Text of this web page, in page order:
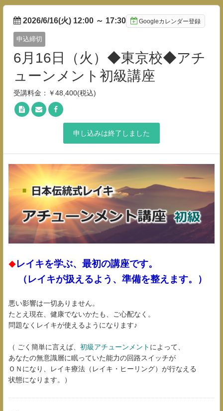
2026/6/16(火) 12:00 ～ 17:30 Googleカレンダー登録
申込締切
6月16日（火）◆東京校◆アチ
ューンメント初級講座
受講料金：￥48,400(税込)
申し込みは終了しました
◆レイキを学ぶ、最初の講座です。
（レイキが扱えるよう、準備を整えます。）
悪い影響は一切ありません。
たとえ現在、健康でないかたも、ご心配なく。
問題なくレイキが使えるようになります♪
（ ごく簡単に言えば、 初級アチューンメント によって、
あなたの無意識層に眠っていた能力の回路スイッチが
ＯＮになり、レイキ療法（レイキ・ヒーリング）が行なえる
状態になります。）